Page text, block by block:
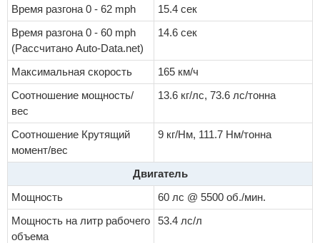
Время разгона 0 - 62 mph
15.4 сек
Время разгона 0 - 60 mph
(Рассчитано Auto-Data.net)
14.6 сек
Максимальная скорость
165 км/ч
Соотношение мощность/
вес
13.6 кг/лс, 73.6 лс/тонна
Соотношение Крутящий
момент/вес
9 кг/Нм, 111.7 Нм/тонна
Двигатель
Мощность
60 лс @ 5500 об./мин.
Мощность на литр рабочего
объема
53.4 лс/л